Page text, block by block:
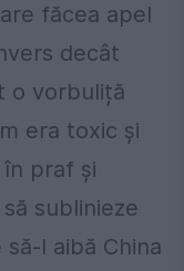
făcea apel
decât
o vorbuliță
era toxic și
praf și
sublinieze
l aibă China